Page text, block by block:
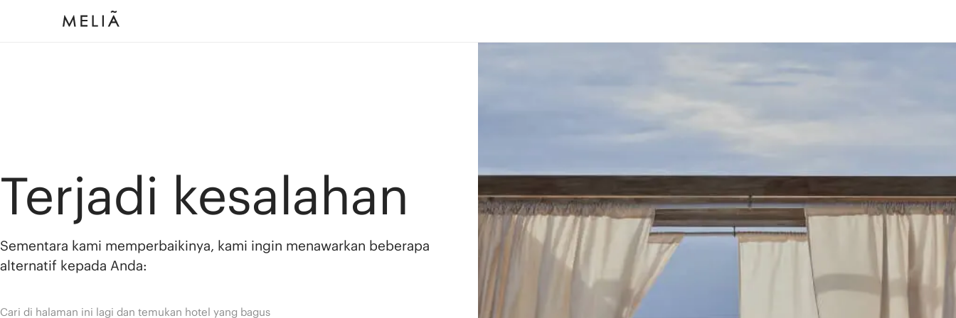
Terjadi kesalahan
Sementara kami memperbaikinya, kami ingin menawarkan beberapa
alternatif kepada Anda:
Cari di halaman ini lagi dan temukan hotel yang bagus